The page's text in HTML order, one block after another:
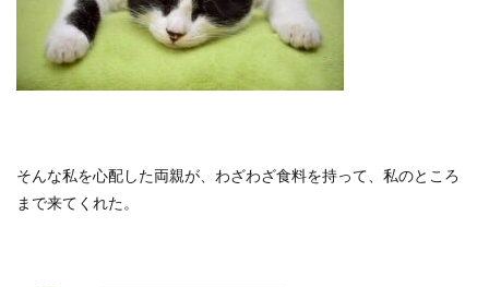
そんな私を心配した両親が、わざわざ食料を持って、私のところ
まで来てくれた。